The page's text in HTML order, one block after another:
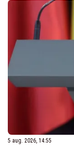
5 aug. 2026, 14:55